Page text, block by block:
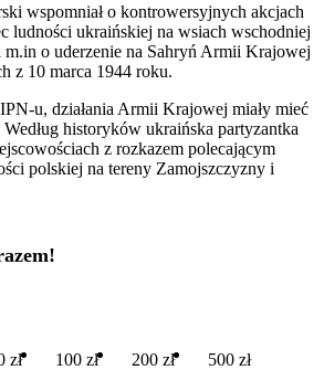
wspomniał o kontrowersyjnych akcjach
ludności ukraińskiej na wsiach wschodniej
o uderzenie na Sahryń Armii Krajowej
z 10 marca 1944 roku.
u, działania Armii Krajowej miały mieć
historyków ukraińska partyzantka
z rozkazem polecającym
polskiej na tereny Zamojszczyzny i
zł 100 zł 200 zł 500 zł